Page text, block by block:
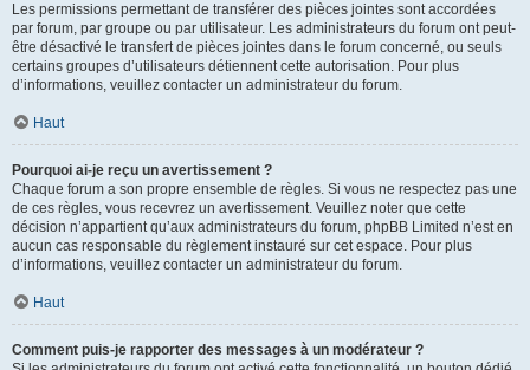
Les permissions permettant de transférer des pièces jointes sont accordées
par forum, par groupe ou par utilisateur. Les administrateurs du forum ont peut-
être désactivé le transfert de pièces jointes dans le forum concerné, ou seuls
certains groupes d’utilisateurs détiennent cette autorisation. Pour plus
d’informations, veuillez contacter un administrateur du forum.
Haut
Pourquoi ai-je reçu un avertissement ?
Chaque forum a son propre ensemble de règles. Si vous ne respectez pas une
de ces règles, vous recevrez un avertissement. Veuillez noter que cette
décision n’appartient qu’aux administrateurs du forum, phpBB Limited n’est en
aucun cas responsable du règlement instauré sur cet espace. Pour plus
d’informations, veuillez contacter un administrateur du forum.
Haut
Comment puis-je rapporter des messages à un modérateur ?